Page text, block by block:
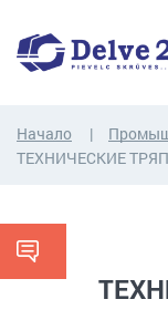
Начало
ТЕХНИЧЕСКИЕ